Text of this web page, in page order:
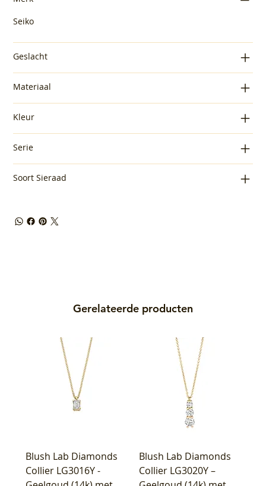
Seiko
Geslacht
Materiaal
Kleur
Serie
Soort Sieraad
Gerelateerde producten
Blush Lab Diamonds
Collier LG3016Y -
Blush Lab Diamonds
Collier LG3020Y –